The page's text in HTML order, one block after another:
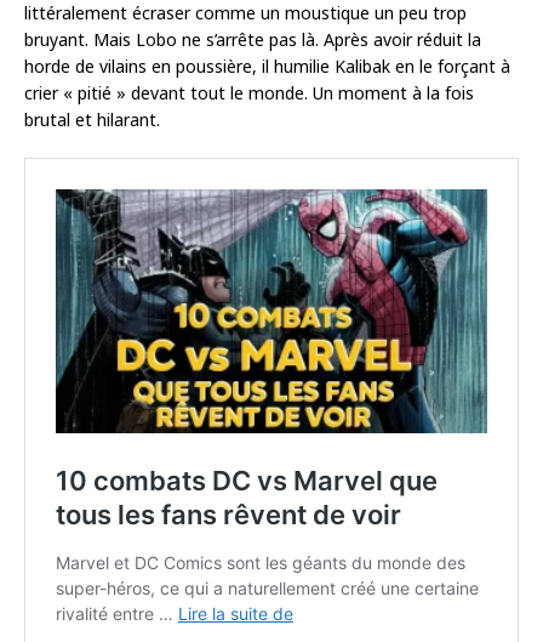
littéralement écraser comme un moustique un peu trop
bruyant. Mais Lobo ne s’arrête pas là. Après avoir réduit la
horde de vilains en poussière, il humilie Kalibak en le forçant à
crier « pitié » devant tout le monde. Un moment à la fois
brutal et hilarant.